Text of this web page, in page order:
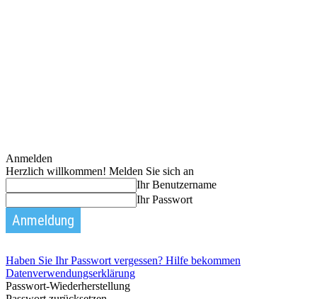
Anmelden
Herzlich willkommen! Melden Sie sich an
Ihr Benutzername
Ihr Passwort
Haben Sie Ihr Passwort vergessen? Hilfe bekommen
Datenverwendungserklärung
Passwort-Wiederherstellung